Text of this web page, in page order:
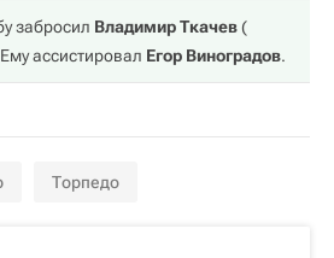
забросил Владимир Ткачев(
ассистировал Егор Виноградов.
Торпедо